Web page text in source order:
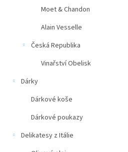
Moet & Chandon
Alain Vesselle
Česká Republika
Vinařství Obelisk
Dárky
Dárkové koše
Dárkové poukazy
Delikatesy z Itálie